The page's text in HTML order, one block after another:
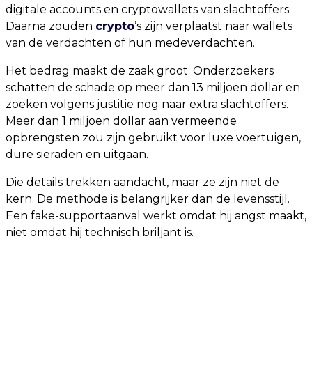
digitale accounts en cryptowallets van slachtoffers.
Daarna zouden crypto’s zijn verplaatst naar wallets
van de verdachten of hun medeverdachten.
Het bedrag maakt de zaak groot. Onderzoekers
schatten de schade op meer dan 13 miljoen dollar en
zoeken volgens justitie nog naar extra slachtoffers.
Meer dan 1 miljoen dollar aan vermeende
opbrengsten zou zijn gebruikt voor luxe voertuigen,
dure sieraden en uitgaan.
Die details trekken aandacht, maar ze zijn niet de
kern. De methode is belangrijker dan de levensstijl.
Een fake-supportaanval werkt omdat hij angst maakt,
niet omdat hij technisch briljant is.